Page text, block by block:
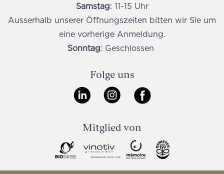
Samstag: 11-15 Uhr
Ausserhalb unserer Öffnungszeiten bitten wir Sie um
eine vorherige Anmeldung.
Sonntag: Geschlossen
Folge uns
Mitglied von